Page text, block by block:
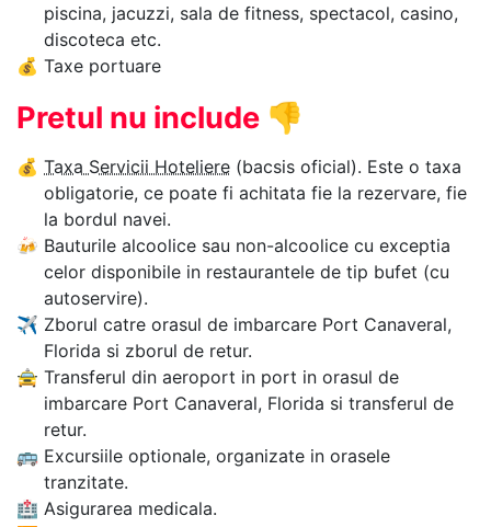
piscina, jacuzzi, sala de fitness, spectacol, casino,
discoteca etc.
💰 Taxe portuare
Pretul nu include 👎
💰 Taxa Servicii Hoteliere (bacsis oficial). Este o taxa
obligatorie, ce poate fi achitata fie la rezervare, fie
la bordul navei.
🍻 Bauturile alcoolice sau non-alcoolice cu exceptia
celor disponibile in restaurantele de tip bufet (cu
autoservire).
✈ Zborul catre orasul de imbarcare Port Canaveral,
Florida si zborul de retur.
🚖 Transferul din aeroport in port in orasul de
imbarcare Port Canaveral, Florida si transferul de
retur.
🚌 Excursiile optionale, organizate in orasele
tranzitate.
🏥 Asigurarea medicala.